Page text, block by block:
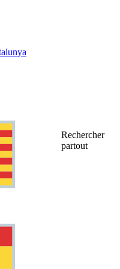
Rechercher
partout